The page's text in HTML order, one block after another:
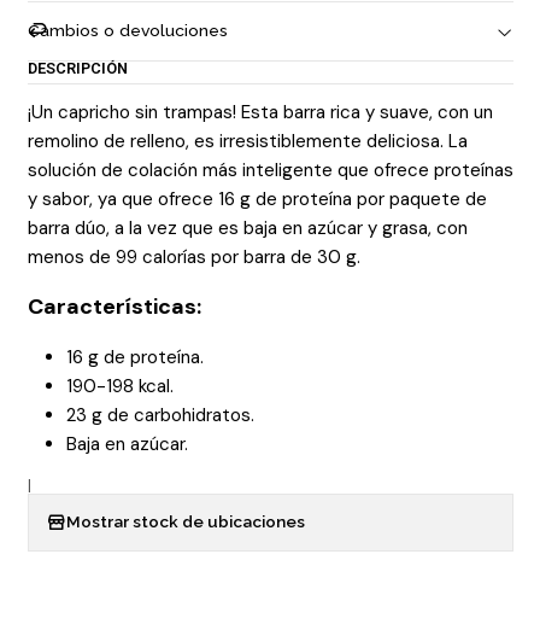
Cambios o devoluciones
DESCRIPCIÓN
¡Un capricho sin trampas! Esta barra rica y suave, con un
remolino de relleno, es irresistiblemente deliciosa. La
solución de colación más inteligente que ofrece proteínas
y sabor, ya que ofrece 16 g de proteína por paquete de
barra dúo, a la vez que es baja en azúcar y grasa, con
menos de 99 calorías por barra de 30 g.
Características:
16 g de proteína.
190-198 kcal.
23 g de carbohidratos.
Baja en azúcar.
|
Mostrar stock de ubicaciones